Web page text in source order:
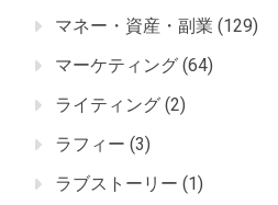
マネー・資産・副業 (129)
マーケティング (64)
ライティング (2)
ラフィー (3)
ラブストーリー (1)